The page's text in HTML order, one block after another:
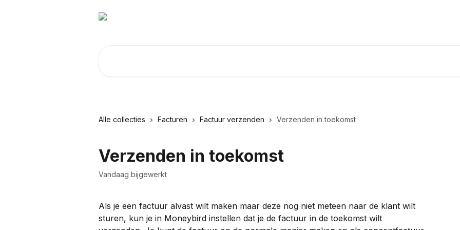
Alle collecties Facturen Factuur verzenden Verzenden in toekomst
Verzenden in toekomst
Vandaag bijgewerkt
Als je een factuur alvast wilt maken maar deze nog niet meteen naar de klant wilt
sturen, kun je in Moneybird instellen dat je de factuur in de toekomst wilt